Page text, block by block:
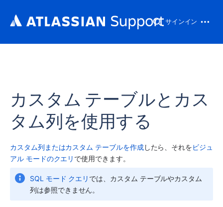
サインイン
カスタム テーブルとカス
タム列を使用する
カスタム列またはカスタム テーブルを作成したら、それをビジュ
アル モードのクエリ で使用できます。
SQL モード クエリ では、カスタム テーブルやカスタム
列は参照できません。